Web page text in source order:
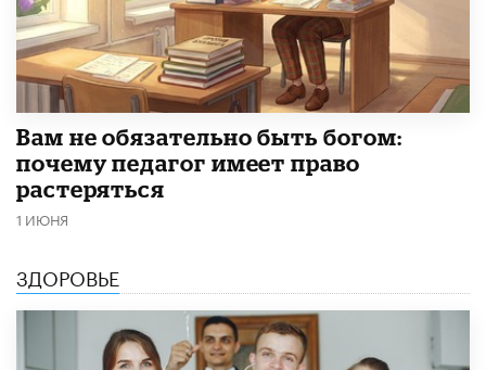
​Вам не обязательно быть богом:
почему педагог имеет право
растеряться
1 ИЮНЯ
ЗДОРОВЬЕ